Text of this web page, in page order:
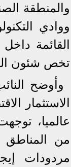
والمنطقة
ووادي
القائمة
تخص شئون
وأوضح
الاستثمار
عالميا،
من المناطق
مردودات